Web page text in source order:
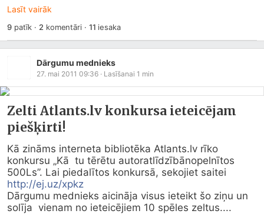
Lasīt vairāk
9patīk · 2 komentāri · 11 iesaka
Dārgumu mednieks
27. mai 2011 09:36 · Lasīšanai 1 min
Zelti Atlants.lv konkursa ieteicējam
piešķirti!
Kā zināms interneta bibliotēka Atlants.lv rīko
konkursu „Kā  tu tērētu autoratlīdzībānopelnītos
http://ej.uz/xpkz
Dārgumu mednieks aicināja visus ieteikt šo ziņu un
solīja  vienam no ieteicējiem 10 spēles zeltus....